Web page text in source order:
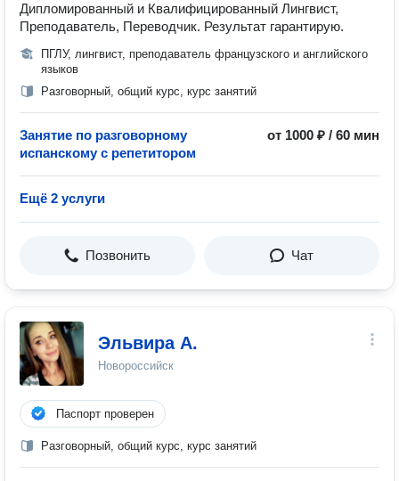
Дипломированный и Квалифицированный Лингвист,
Преподаватель, Переводчик. Результат гарантирую.
ПГЛУ, лингвист, преподаватель французского и английского
языков
Разговорный, общий курс, курс занятий
Занятие по разговорному
испанскому с репетитором
от 1000 ₽ / 60 мин
Ещё 2 услуги
Позвонить Чат
Эльвира А.
Новороссийск
Паспорт проверен
Разговорный, общий курс, курс занятий